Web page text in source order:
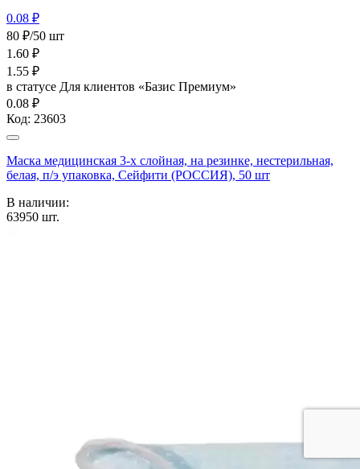
0.08 ₽
80 ₽/50 шт
1.60 ₽
1.55 ₽
в статусе Для клиентов «Базис Премиум»
0.08 ₽
Код: 23603
Маска медицинская 3-х слойная, на резинке, нестерильная,
белая, п/э упаковка, Сейфити (РОССИЯ), 50 шт
В наличии:
63950 шт.